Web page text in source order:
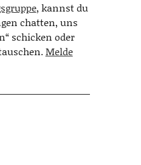
, kannst du
chatten, uns
schicken oder
Melde